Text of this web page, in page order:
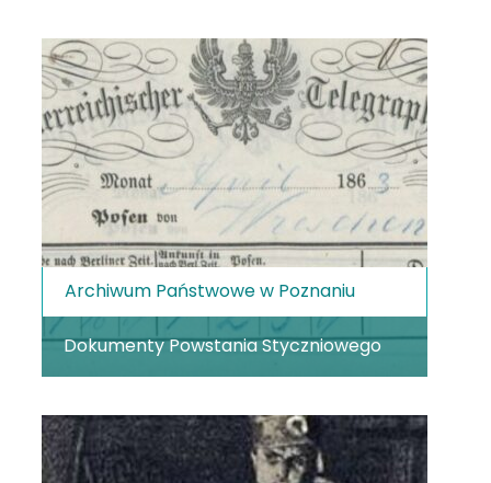
Archiwum Państwowe w Poznaniu
Dokumenty Powstania Styczniowego